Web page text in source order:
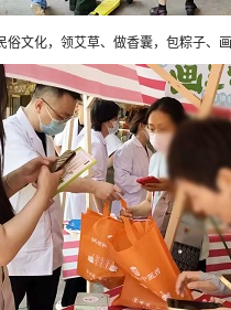
文化，领艾草、做香囊，包粽子